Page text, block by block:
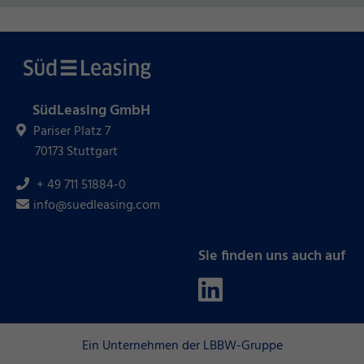
SüdLeasing GmbH
Pariser Platz 7
70173 Stuttgart
+ 49 711 51884-0
info@suedleasing.com
Sie finden uns auch auf
Ein Unternehmen der LBBW-Gruppe